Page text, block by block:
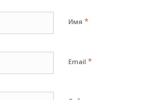
Имя *
Email *